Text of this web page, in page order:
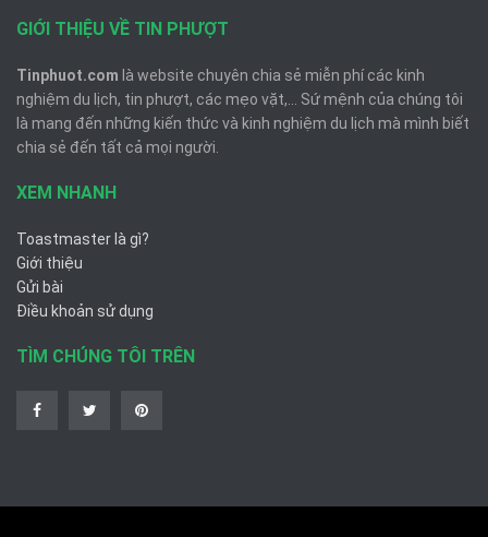
GIỚI THIỆU VỀ TIN PHƯỢT
Tinphuot.com là website chuyên chia sẻ miễn phí các kinh
nghiệm du lịch, tin phượt, các mẹo vặt,... Sứ mệnh của chúng tôi
là mang đến những kiến thức và kinh nghiệm du lịch mà mình biết
chia sẻ đến tất cả mọi người.
XEM NHANH
Toastmaster là gì?
Giới thiệu
Gửi bài
Điều khoản sử dụng
TÌM CHÚNG TÔI TRÊN